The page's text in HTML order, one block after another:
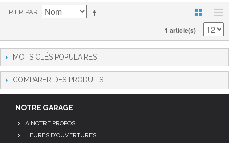
TRIER PAR
1 article(s)
MOTS CLÉS POPULAIRES
COMPARER DES PRODUITS
NOTRE GARAGE
A NOTRE PROPOS
HEURES D'OUVERTURES